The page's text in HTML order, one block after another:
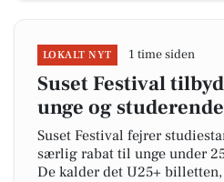
LOKALT NYT 1 time siden
Suset Festival
unge og studerende
Suset Festival fejrer
særlig rabat til unge under
De kalder det U25+